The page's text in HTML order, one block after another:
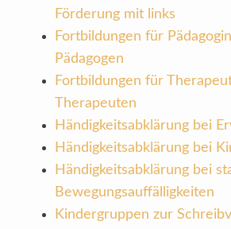
Förderung mit links
Fortbildungen für
Pädagogen
Fortbildungen für
Therapeuten
Händigkeitsabklärung bei
Händigkeitsabklärung bei
Händigkeitsabklärung bei
Bewegungsauffälligkeiten
Kindergruppen zur